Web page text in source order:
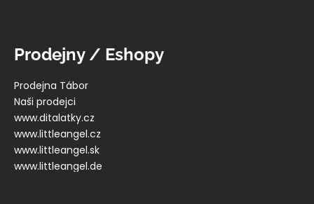
Prodejny / Eshopy
Prodejna Tábor
Naši prodejci
www.ditalatky.cz
www.littleangel.cz
www.littleangel.sk
www.littleangel.de